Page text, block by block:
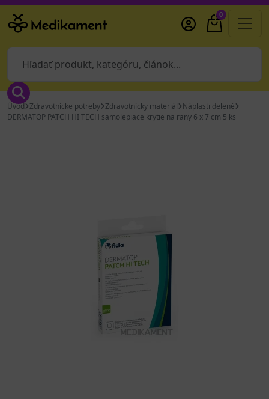
0
Úvod Zdravotnícke potreby Zdravotnícky materiál Náplasti delené
DERMATOP PATCH HI TECH samolepiace krytie na rany 6 x 7 cm 5 ks